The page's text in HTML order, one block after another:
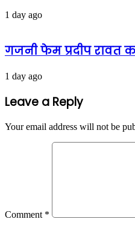
1 day ago
गजनी फेम प्रदीप रावत
1 day ago
Leave a Reply
Your email address will not be
Comment *